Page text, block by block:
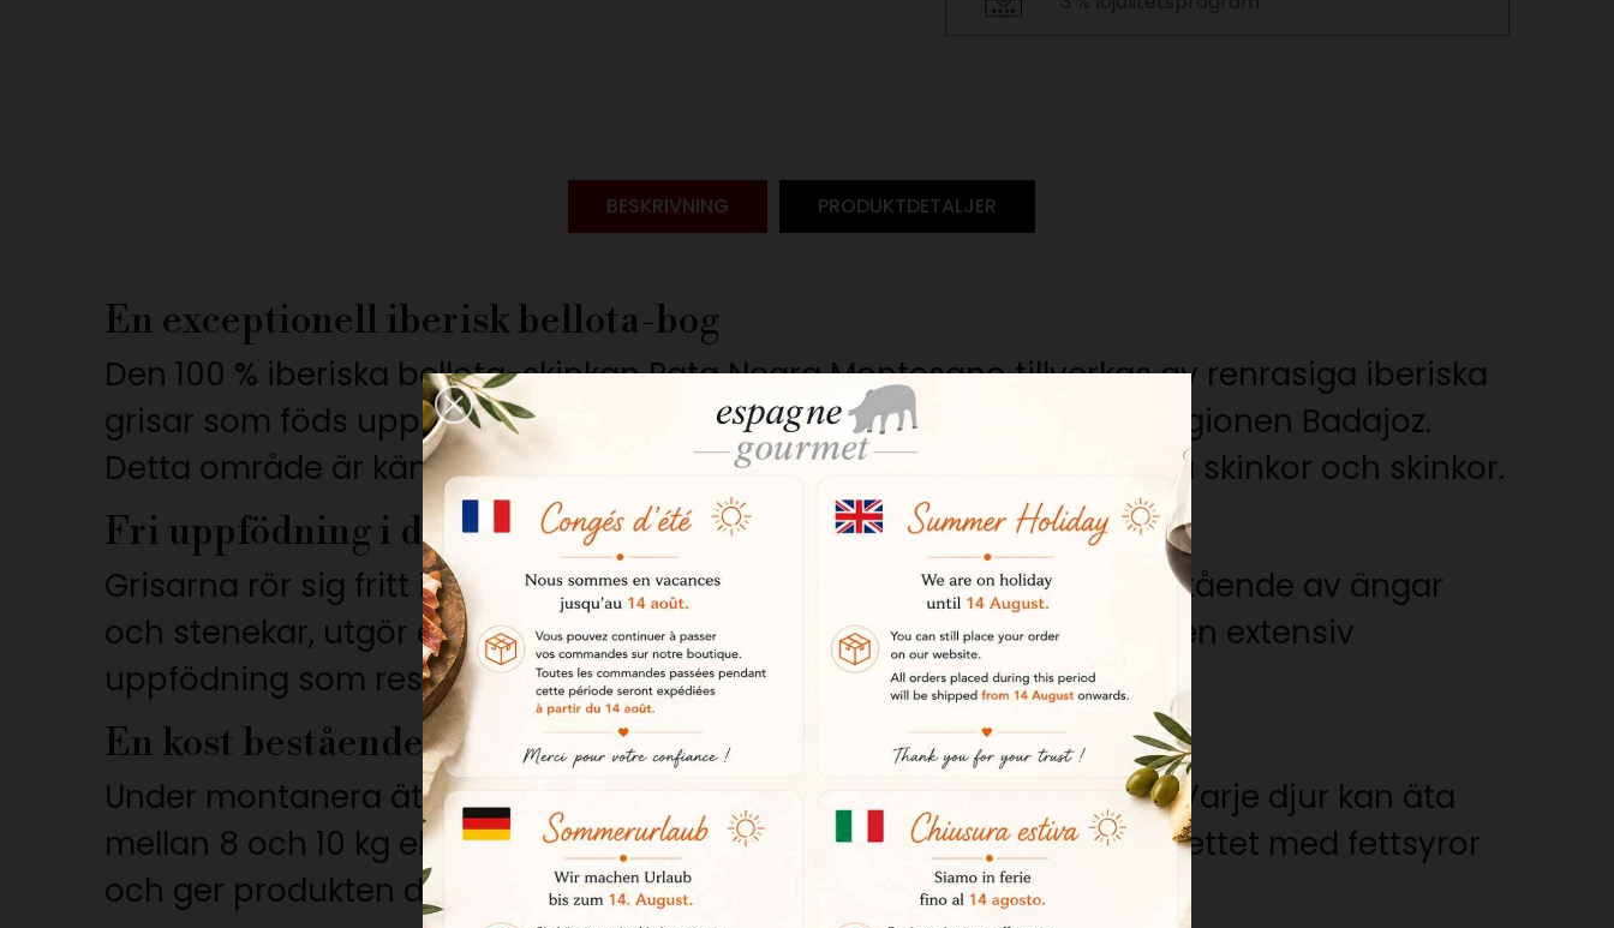
BESKRIVNING PRODUKTDETALJER
En exceptionell iberisk bellota-bog
Den 100 % iberiska bellota-skinkan Pata Negra Montesano tillverkas av renrasiga iberiska
grisar som föds upp i frihet i dehesas i sydvästra Spanien, särskilt i regionen Badajoz.
Detta område är känt för den exceptionella kvaliteten på sina iberiska skinkor och skinkor.
Fri uppfödning i dehesa
Grisarna rör sig fritt i vidsträckta ekskogar. Denna naturliga miljö, bestående av ängar
och stenekar, utgör ett ekosystem som är unikt i Europa och främjar en extensiv
uppfödning som respekterar traditionerna.
En kost bestående uteslutande av bellota
Under montanera äter grisarna uteslutande ekollon, örter och rötter. Varje djur kan äta
mellan 8 och 10 kg ekollon per dag. Denna exceptionella kost berikar fettet med fettsyror
och ger produkten dess karakteristiska aromer.